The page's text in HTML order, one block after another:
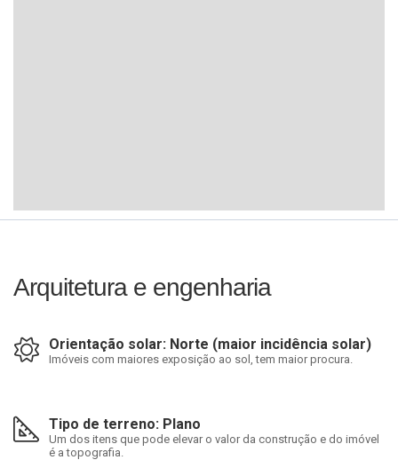
Arquitetura e engenharia
Orientação solar: Norte (maior incidência solar)
Imóveis com maiores exposição ao sol, tem maior procura.
Tipo de terreno: Plano
Um dos itens que pode elevar o valor da construção e do imóvel
é a topografia.